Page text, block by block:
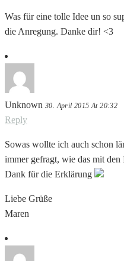
Was für eine tolle Idee un so
die Anregung. Danke dir! <3
Unknown 30. April 2015 At 20:32
Reply
Sowas wollte ich auch schon
immer gefragt, wie das mit
Dank für die Erklärung
Liebe Grüße
Maren